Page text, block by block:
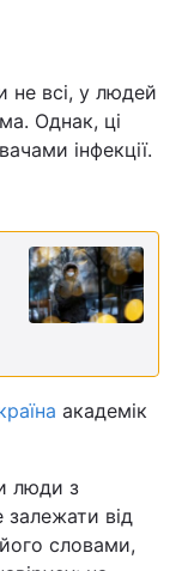
не всі, у людей
Однак, ці
інфекції.
академік
люди з
від
словами,